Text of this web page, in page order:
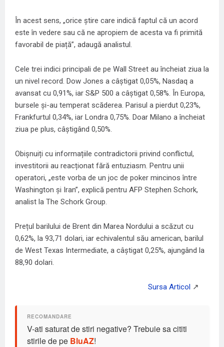
În acest sens, „orice știre care indică faptul că un acord
este în vedere sau că ne apropiem de acesta va fi primită
favorabil de piață”, adaugă analistul.
Cele trei indici principali de pe Wall Street au încheiat ziua la
un nivel record. Dow Jones a câștigat 0,05%, Nasdaq a
avansat cu 0,91%, iar S&P 500 a câștigat 0,58%. În Europa,
bursele și-au temperat scăderea. Parisul a pierdut 0,23%,
Frankfurtul 0,34%, iar Londra 0,75%. Doar Milano a încheiat
ziua pe plus, câștigând 0,50%.
Obișnuiți cu informațiile contradictorii privind conflictul,
investitorii au reacționat fără entuziasm. Pentru unii
operatori, „este vorba de un joc de poker mincinos între
Washington și Iran”, explică pentru AFP Stephen Schork,
analist la The Schork Group.
Prețul barilului de Brent din Marea Nordului a scăzut cu
0,62%, la 93,71 dolari, iar echivalentul său american, barilul
de West Texas Intermediate, a câștigat 0,25%, ajungând la
88,90 dolari.
V-ati saturat de stiri negative? Trebuie sa cititi
stirile de pe BluAZ!